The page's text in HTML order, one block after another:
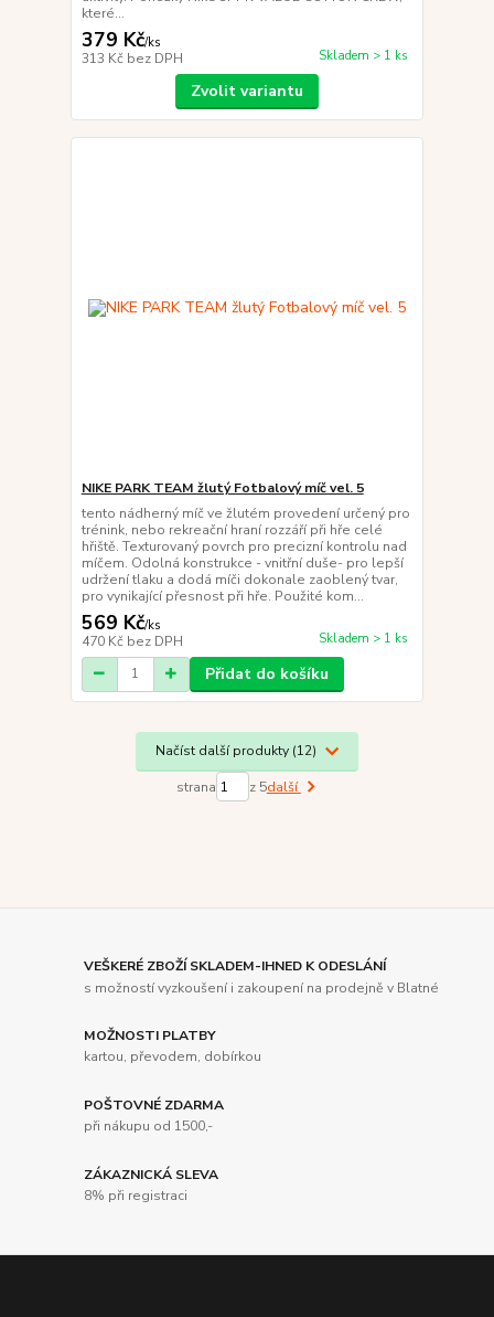
které...
379 Kč/ks
313 Kč bez DPH Skladem > 1 ks
Zvolit variantu
NIKE PARK TEAM žlutý Fotbalový míč vel. 5
tento nádherný míč ve žlutém provedení určený pro
trénink, nebo rekreační hraní rozzáří při hře celé
hřiště. Texturovaný povrch pro precizní kontrolu nad
míčem. Odolná konstrukce - vnitřní duše- pro lepší
udržení tlaku a dodá míči dokonale zaoblený tvar,
pro vynikající přesnost při hře. Použité kom...
569 Kč/ks
470 Kč bez DPH Skladem > 1 ks
Přidat do košíku
Načíst další produkty (12)
strana z 5další
VEŠKERÉ ZBOŽÍ SKLADEM-IHNED K ODESLÁNÍ
s možností vyzkoušení i zakoupení na prodejně v Blatné
MOŽNOSTI PLATBY
kartou, převodem, dobírkou
POŠTOVNÉ ZDARMA
při nákupu od 1500,-
ZÁKAZNICKÁ SLEVA
8% při registraci